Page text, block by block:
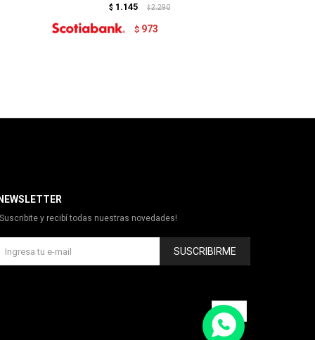
$ 1.145 $ 2.290
$ 973
NEWSLETTER
y recibí todas nuestras novedades!
SUSCRIBIRME